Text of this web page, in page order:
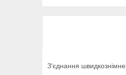
З'єднання